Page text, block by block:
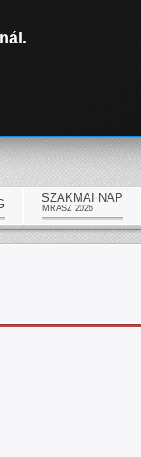
SZAKMAI NAP
MRASZ 2026